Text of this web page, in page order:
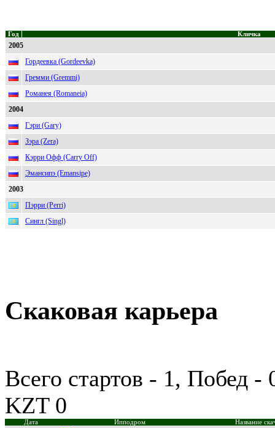
Год Кличка
2005
Гордеевка (Gordeevka)
Гремми (Gremmi)
Романея (Romaneia)
2004
Гэри (Gary)
Зэра (Zera)
Кэрри Офф (Carry Off)
Эмансипэ (Emansipe)
2003
Пэрри (Perri)
Сингл (Singl)
Скаковая карьера
Всего стартов - 1, Побед
KZT 0
Дата Ипподром Название